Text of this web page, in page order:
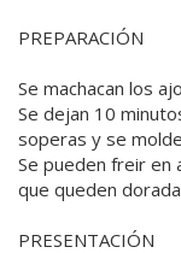
PREPARACIÓN
Se machacan los
Se dejan 10
soperas y se
Se pueden freir en
que queden
PRESENTACIÓN